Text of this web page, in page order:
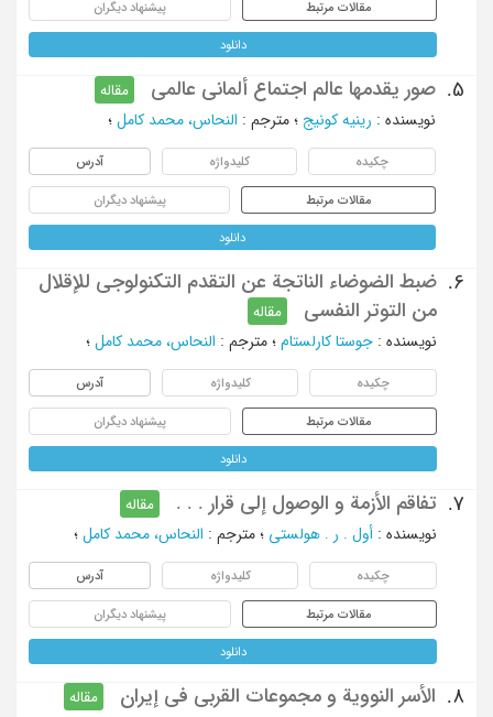
مقالات مرتبط پیشنهاد دیگران
دانلود
5. صور یقدمها عالم اجتماع ألمانی عالمی
مقاله
نویسنده : رینیه کونیج ؛ مترجم : النحاس، محمد کامل ؛
چکیده کلیدواژه آدرس
مقالات مرتبط پیشنهاد دیگران
دانلود
6.
ضبط الضوضاء الناتجة عن التقدم التکنولوجی للإقلال
من التوتر النفسی
مقاله
نویسنده : جوستا کارلستام ؛ مترجم : النحاس، محمد کامل ؛
چکیده کلیدواژه آدرس
مقالات مرتبط پیشنهاد دیگران
دانلود
7. تفاقم الأزمة و الوصول إلی قرار . . .
مقاله
نویسنده : أول . ر . هولستی ؛ مترجم : النحاس، محمد کامل ؛
چکیده کلیدواژه آدرس
مقالات مرتبط پیشنهاد دیگران
دانلود
8. الأسر النوویة و مجموعات القربی فی إیران
مقاله